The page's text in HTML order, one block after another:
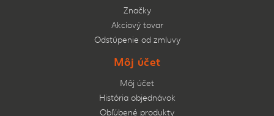
Značky
Akciový tovar
Odstúpenie od zmluvy
Môj účet
Môj účet
História objednávok
Obľúbené produkty